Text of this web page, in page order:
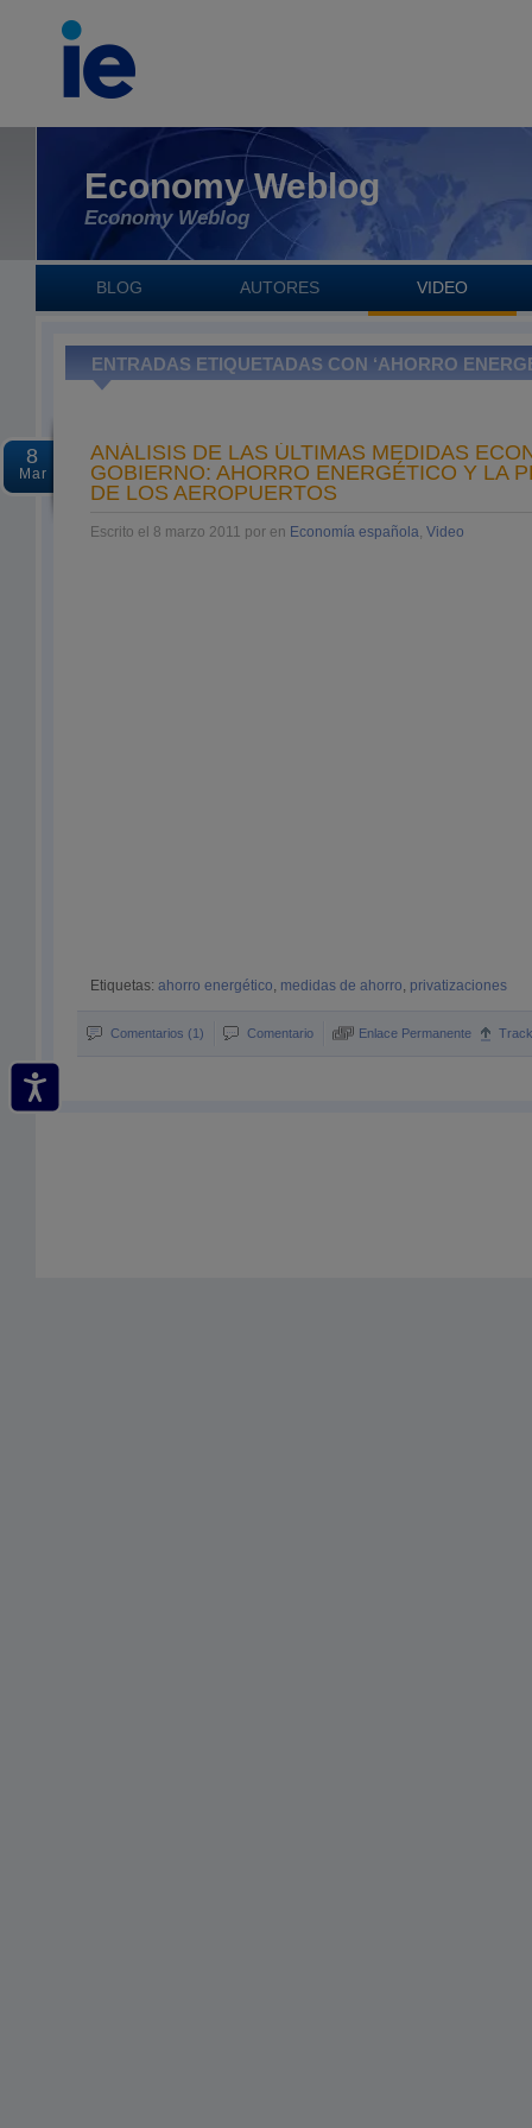
Economy Weblog
Economy Weblog
BLOG AUTORES VIDEO
ENTRADAS ETIQUETADAS CON ‘AHORRO
8
Mar
ANÁLISIS DE LAS ÚLTIMAS MEDIDAS
GOBIERNO: AHORRO ENERGÉTICO Y LA
DE LOS AEROPUERTOS
Escrito el 8 marzo 2011 por en Economía española, Video
Etiquetas: ahorro energético, medidas de ahorro, privatizaciones
Comentarios (1) Comentario Enlace Permanente